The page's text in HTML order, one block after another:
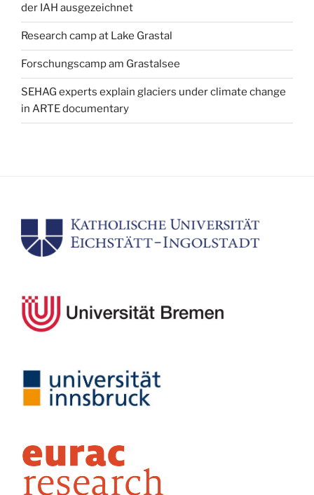
der IAH ausgezeichnet
Research camp at Lake Grastal
Forschungscamp am Grastalsee
SEHAG experts explain glaciers under climate change
in ARTE documentary